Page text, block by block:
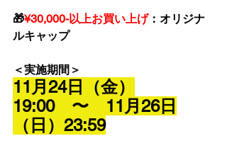
🎁¥30,000-以上お買い上げ：オリジナ
ルキャップ
＜実施期間＞
11月24日（金）
19:00　〜　11月26日
（日）23:59